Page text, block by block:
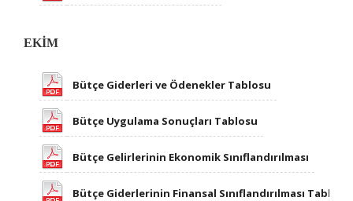
EKİM
Bütçe Giderleri ve Ödenekler Tablosu
Bütçe Uygulama Sonuçları Tablosu
Bütçe Gelirlerinin Ekonomik Sınıflandırılması
Bütçe Giderlerinin Finansal Sınıflandırılması Tablosu